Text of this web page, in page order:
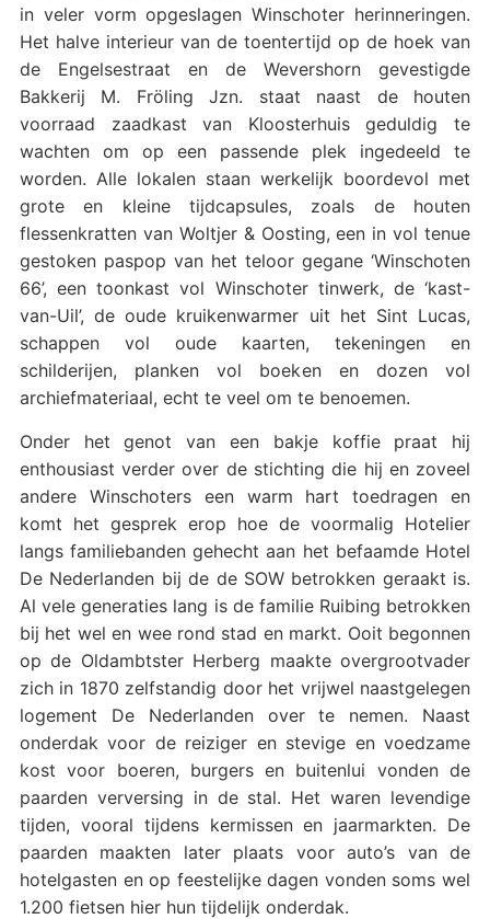
in veler vorm opgeslagen Winschoter herinneringen.
Het halve interieur van de toentertijd op de hoek van
de Engelsestraat en de Wevershorn gevestigde
Bakkerij M. Fröling Jzn. staat naast de houten
voorraad zaadkast van Kloosterhuis geduldig te
wachten om op een passende plek ingedeeld te
worden. Alle lokalen staan werkelijk boordevol met
grote en kleine tijdcapsules, zoals de houten
flessenkratten van Woltjer & Oosting, een in vol tenue
gestoken paspop van het teloor gegane ‘Winschoten
66’, een toonkast vol Winschoter tinwerk, de ‘kast-
van-Uil’, de oude kruikenwarmer uit het Sint Lucas,
schappen vol oude kaarten, tekeningen en
schilderijen, planken vol boeken en dozen vol
archiefmateriaal, echt te veel om te benoemen.
Onder het genot van een bakje koffie praat hij
enthousiast verder over de stichting die hij en zoveel
andere Winschoters een warm hart toedragen en
komt het gesprek erop hoe de voormalig Hotelier
langs familiebanden gehecht aan het befaamde Hotel
De Nederlanden bij de de SOW betrokken geraakt is.
Al vele generaties lang is de familie Ruibing betrokken
bij het wel en wee rond stad en markt. Ooit begonnen
op de Oldambtster Herberg maakte overgrootvader
zich in 1870 zelfstandig door het vrijwel naastgelegen
logement De Nederlanden over te nemen. Naast
onderdak voor de reiziger en stevige en voedzame
kost voor boeren, burgers en buitenlui vonden de
paarden verversing in de stal. Het waren levendige
tijden, vooral tijdens kermissen en jaarmarkten. De
paarden maakten later plaats voor auto’s van de
hotelgasten en op feestelijke dagen vonden soms wel
1.200 fietsen hier hun tijdelijk onderdak.